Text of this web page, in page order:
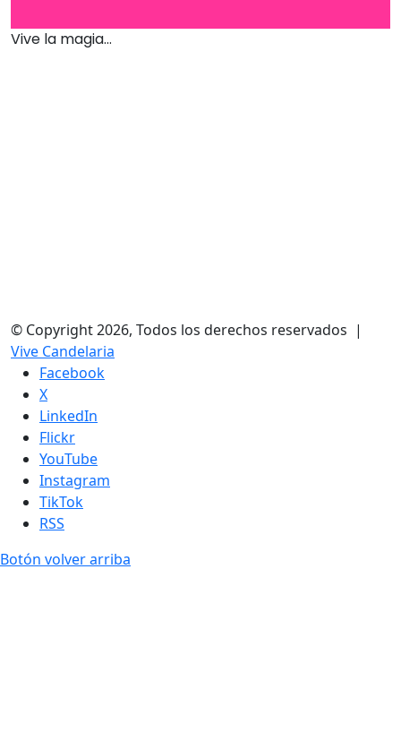
Vive la magia...
© Copyright 2026, Todos los derechos reservados |
Vive Candelaria
Facebook
X
LinkedIn
Flickr
YouTube
Instagram
TikTok
RSS
Botón volver arriba